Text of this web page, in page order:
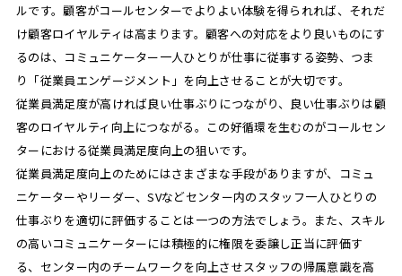
ルです。顧客がコールセンターでよりよい体験を得られれば、それだ
け顧客ロイヤルティは高まります。顧客への対応をより良いものにす
るのは、コミュニケーター一人ひとりが仕事に従事する姿勢、つま
り「従業員エンゲージメント」を向上させることが大切です。
従業員満足度が高ければ良い仕事ぶりにつながり、良い仕事ぶりは顧
客のロイヤルティ向上につながる。この好循環を生むのがコールセン
ターにおける従業員満足度向上の狙いです。
従業員満足度向上のためにはさまざまな手段がありますが、コミュ
ニケーターやリーダー、SVなどセンター内のスタッフ一人ひとりの
仕事ぶりを適切に評価することは一つの方法でしょう。また、スキル
の高いコミュニケーターには積極的に権限を委譲し正当に評価す
る、センター内のチームワークを向上させスタッフの帰属意識を高